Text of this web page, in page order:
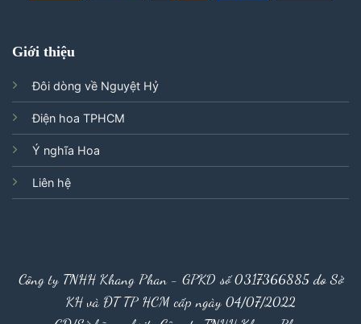
Giới thiệu
Đôi dòng về Nguyệt Hỷ
Điện hoa TPHCM
Ý nghĩa Hoa
Liên hệ
Công ty TNHH Khang Phan - GPKD số 0317366885 do Sở
KH và ĐT TP HCM cấp ngày 04/07/2022